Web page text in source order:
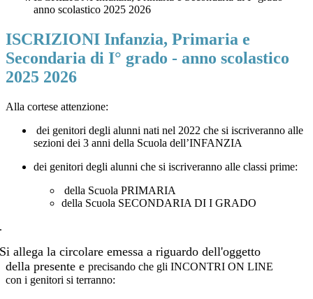
anno scolastico 2025 2026
ISCRIZIONI Infanzia, Primaria e
Secondaria di I° grado - anno scolastico
2025 2026
Alla cortese attenzione:
dei genitori degli alunni nati nel 2022 che si iscriveranno alle
sezioni dei 3 anni della Scuola dell’INFANZIA
dei genitori degli alunni che si iscriveranno alle classi prime:
della Scuola PRIMARIA
della Scuola SECONDARIA DI I GRADO
allega la circolare emessa a riguardo dell'oggetto
della presente e precisando che gli INCONTRI ON LINE
con i genitori si terranno: